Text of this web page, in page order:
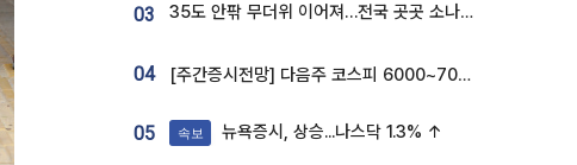
03 35도 안팎 무더위 이어져…전국 곳곳 소나기 [오늘 날씨]
04 [주간증시전망] 다음주 코스피 6000~7000⋯“外人 수급은 정책이 변수”
05 속보 뉴욕증시, 상승...나스닥 1.3% ↑